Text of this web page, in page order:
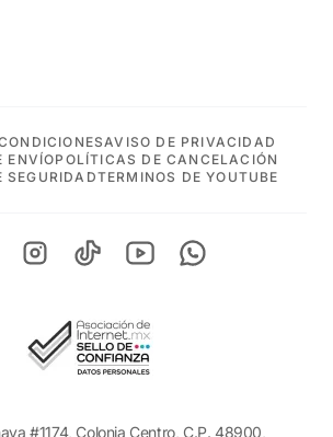
AVISO DE PRIVACIDAD
ENVÍOPOLÍTICAS DE CANCELACIÓN
SEGURIDADTERMINOS DE YOUTUBE
#1174, Colonia Centro, C.P. 48900,